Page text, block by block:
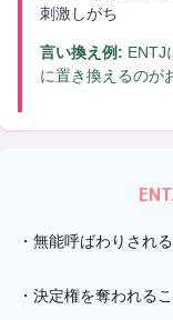
刺激しがち
言い換え例: ENTJ
に置き換えるのが
・ 無能呼ばわりされ
・ 決定権を奪われるこ